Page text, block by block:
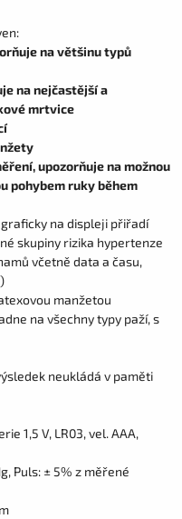
na většinu typů
na nejčastější a
mrtvice
upozorňuje na možnou
pohybem ruky během
na displeji přiřadí
skupiny rizika hypertenze
včetně data a času,
manžetou
na všechny typy paží, s
neukládá v paměti
1,5 V, LR03, vel. AAA,
Puls: ± 5% z měřené